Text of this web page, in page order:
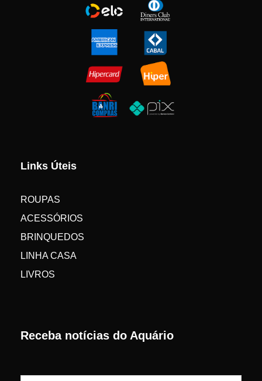
Links Úteis
ROUPAS
ACESSÓRIOS
BRINQUEDOS
LINHA CASA
LIVROS
Receba notícias do Aquário